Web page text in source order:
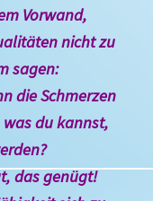
Vorwand,
nicht zu
sagen:
die Schmerzen
du kannst,
das genügt!